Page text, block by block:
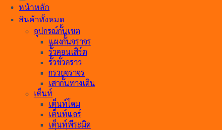
หน้าหลัก
สินค้าทั้งหมด
อุปกรณ์กั้นเขต
แผงกั้นจราจร
รั้วคอนเสิร์ต
รั้วชั่วคราว
กรวยจราจร
เสากั้นทางเดิน
เต็นท์
เต็นท์โดม
เต็นท์แอร์
เต็นท์พีระมิด